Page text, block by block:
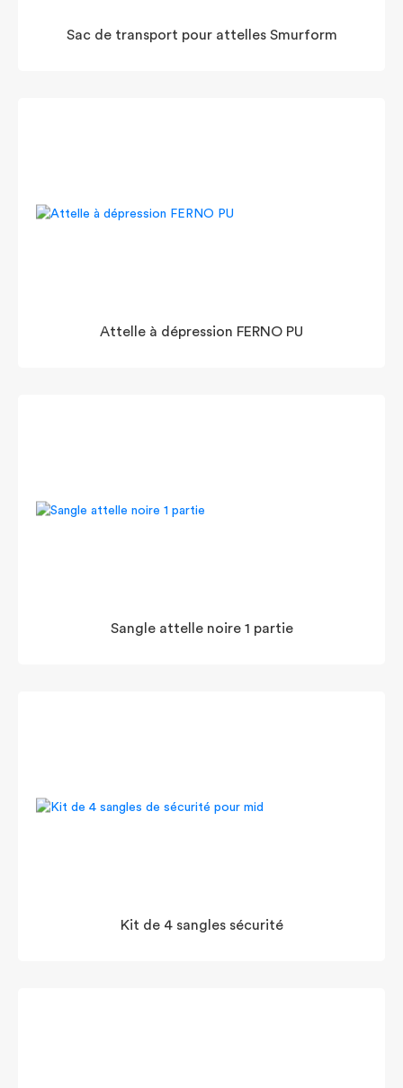
Sac de transport pour attelles Smurform
Attelle à dépression FERNO PU
Sangle attelle noire 1 partie
Kit de 4 sangles sécurité